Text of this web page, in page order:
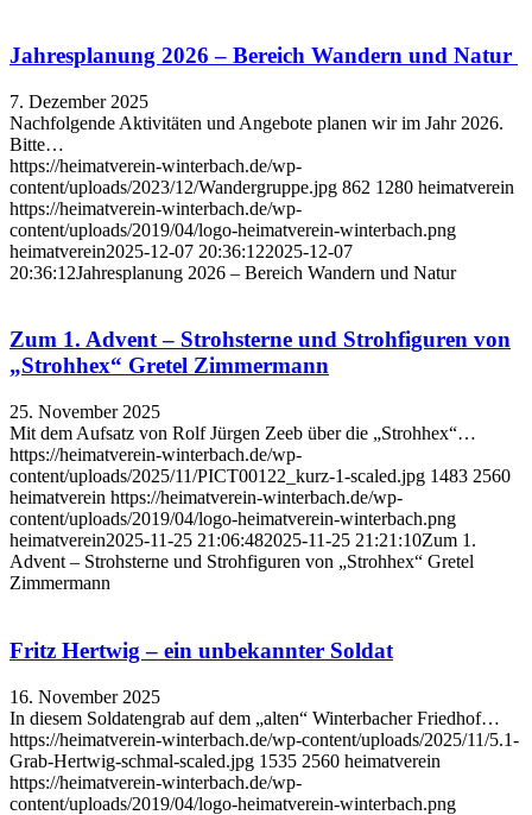
Jahresplanung 2026 – Bereich Wandern und Natur
7. Dezember 2025
Nachfolgende Aktivitäten und Angebote planen wir im Jahr 2026.
Bitte…
https://heimatverein-winterbach.de/wp-
content/uploads/2023/12/Wandergruppe.jpg 862 1280 heimatverein
https://heimatverein-winterbach.de/wp-
content/uploads/2019/04/logo-heimatverein-winterbach.png
heimatverein2025-12-07 20:36:122025-12-07
20:36:12Jahresplanung 2026 – Bereich Wandern und Natur
Zum 1. Advent – Strohsterne und Strohfiguren von
„Strohhex“ Gretel Zimmermann
25. November 2025
Mit dem Aufsatz von Rolf Jürgen Zeeb über die „Strohhex“…
https://heimatverein-winterbach.de/wp-
content/uploads/2025/11/PICT00122_kurz-1-scaled.jpg 1483 2560
heimatverein https://heimatverein-winterbach.de/wp-
content/uploads/2019/04/logo-heimatverein-winterbach.png
heimatverein2025-11-25 21:06:482025-11-25 21:21:10Zum 1.
Advent – Strohsterne und Strohfiguren von „Strohhex“ Gretel
Zimmermann
Fritz Hertwig – ein unbekannter Soldat
16. November 2025
In diesem Soldatengrab auf dem „alten“ Winterbacher Friedhof…
https://heimatverein-winterbach.de/wp-content/uploads/2025/11/5.1-
Grab-Hertwig-schmal-scaled.jpg 1535 2560 heimatverein
https://heimatverein-winterbach.de/wp-
content/uploads/2019/04/logo-heimatverein-winterbach.png